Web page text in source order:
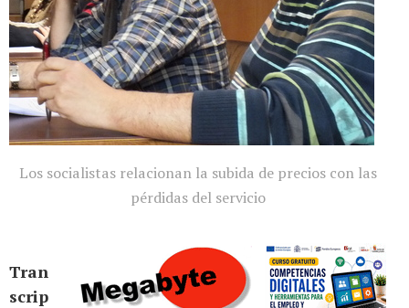
Los socialistas relacionan la subida de precios con las
pérdidas del servicio
Tran
scrip